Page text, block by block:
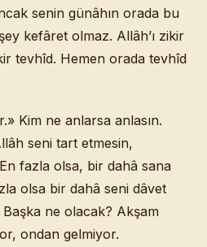
senin günâhın orada bu
kefâret olmaz. Allâh’ı zikir
tevhîd. Hemen orada tevhîd
Kim ne anlarsa anlasın.
seni tart etmesin,
fazla olsa, bir dahâ sana
olsa bir dahâ seni dâvet
Başka ne olacak? Akşam
ondan gelmiyor.